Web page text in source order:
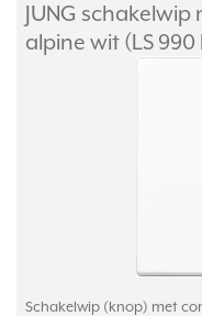
JUNG
alpine wit (LS 990
Schakelwip (knop) met